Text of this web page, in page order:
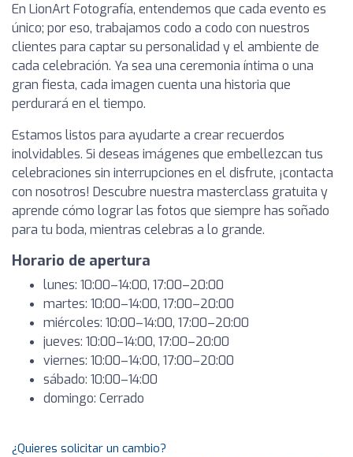
En LionArt Fotografía, entendemos que cada evento es
único; por eso, trabajamos codo a codo con nuestros
clientes para captar su personalidad y el ambiente de
cada celebración. Ya sea una ceremonia íntima o una
gran fiesta, cada imagen cuenta una historia que
perdurará en el tiempo.
Estamos listos para ayudarte a crear recuerdos
inolvidables. Si deseas imágenes que embellezcan tus
celebraciones sin interrupciones en el disfrute, ¡contacta
con nosotros! Descubre nuestra masterclass gratuita y
aprende cómo lograr las fotos que siempre has soñado
para tu boda, mientras celebras a lo grande.
Horario de apertura
lunes: 10:00–14:00, 17:00–20:00
martes: 10:00–14:00, 17:00–20:00
miércoles: 10:00–14:00, 17:00–20:00
jueves: 10:00–14:00, 17:00–20:00
viernes: 10:00–14:00, 17:00–20:00
sábado: 10:00–14:00
domingo: Cerrado
¿Quieres solicitar un cambio?